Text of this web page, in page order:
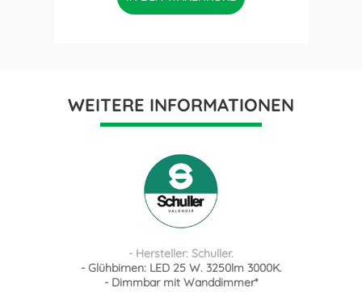
WEITERE INFORMATIONEN
- Hersteller: Schuller.
- Glühbirnen: LED 25 W. 3250lm 3000K.
- Dimmbar mit Wanddimmer*